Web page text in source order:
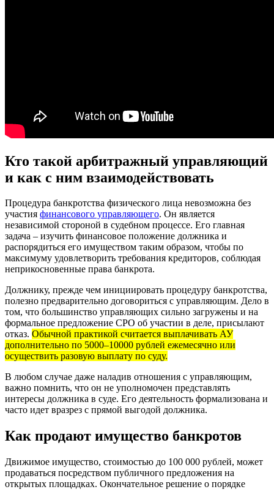
Кто такой арбитражный управляющий
и как с ним взаимодействовать
Процедура банкротства физического лица невозможна без
участия финансового управляющего. Он является
независимой стороной в судебном процессе. Его главная
задача – изучить финансовое положение должника и
распорядиться его имуществом таким образом, чтобы по
максимуму удовлетворить требования кредиторов, соблюдая
неприкосновенные права банкрота.
Должнику, прежде чем инициировать процедуру банкротства,
полезно предварительно договориться с управляющим. Дело в
том, что большинство управляющих сильно загружены и на
формальное предложение СРО об участии в деле, присылают
отказ. Обычной практикой считается выплачивать АУ
дополнительно по 5000–10000 рублей ежемесячно или
осуществить разовую выплату по суду.
В любом случае даже наладив отношения с управляющим,
важно помнить, что он не уполномочен представлять
интересы должника в суде. Его деятельность формализована и
часто идет вразрез с прямой выгодой должника.
Как продают имущество банкротов
Движимое имущество, стоимостью до 100 000 рублей, может
продаваться посредством публичного предложения на
открытых площадках. Окончательное решение о порядке